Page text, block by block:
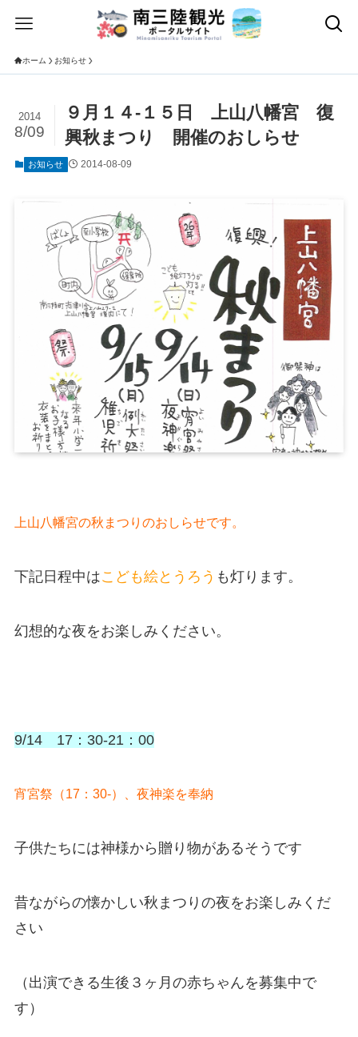
ホーム お知らせ
９月１４-１５日 上山八幡宮 復
興秋まつり 開催のおしらせ
2014
8/09
お知らせ 2014-08-09
上山八幡宮の秋まつりのおしらせです。
下記日程中はこども絵とうろう も灯ります。
幻想的な夜をお楽しみください。
9/14 17：30-21：00
宵宮祭（17：30-）、夜神楽を奉納
子供たちには神様から贈り物があるそうです
昔ながらの懐かしい秋まつりの夜をお楽しみくだ
さい
（出演できる生後３ヶ月の赤ちゃんを募集中で
す）